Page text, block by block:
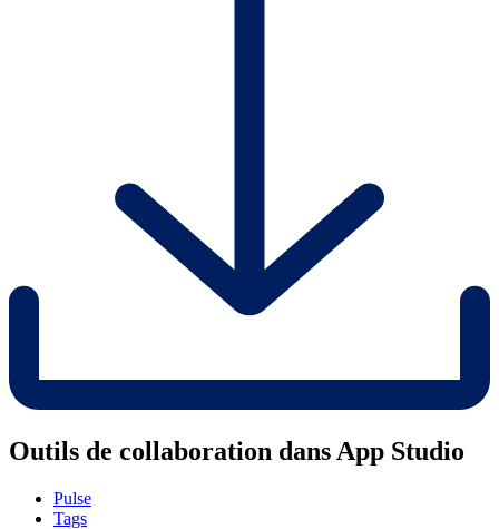
Outils de collaboration dans App Studio
Pulse
Tags